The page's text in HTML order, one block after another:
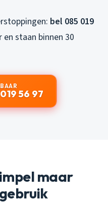
bel 085 019
en staan binnen 30
56 97
maar